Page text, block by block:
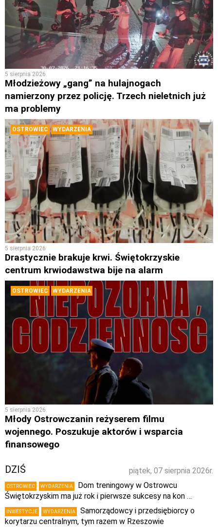
5 sierpnia 2026
Młodzieżowy „gang” na hulajnogach
namierzony przez policję. Trzech nieletnich już
ma problemy
OSTROWIEC WYDARZENIA
5 sierpnia 2026
Drastycznie brakuje krwi. Świętokrzyskie
centrum krwiodawstwa bije na alarm
OSTROWIEC WYDARZENIA
5 sierpnia 2026
Młody Ostrowczanin reżyserem filmu
wojennego. Poszukuje aktorów i wsparcia
finansowego
piątek, 07 sierpnia 2026r.
DZIŚ
OSTROWIEC WYDARZENIA
Dom treningowy w Ostrowcu
Świętokrzyskim ma już rok i pierwsze sukcesy na kon …
INWESTYCJE WYDARZENIA
Samorządowcy i przedsiębiorcy o
korytarzu centralnym, tym razem w Rzeszowie